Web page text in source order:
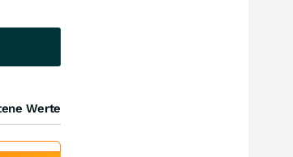
Werte